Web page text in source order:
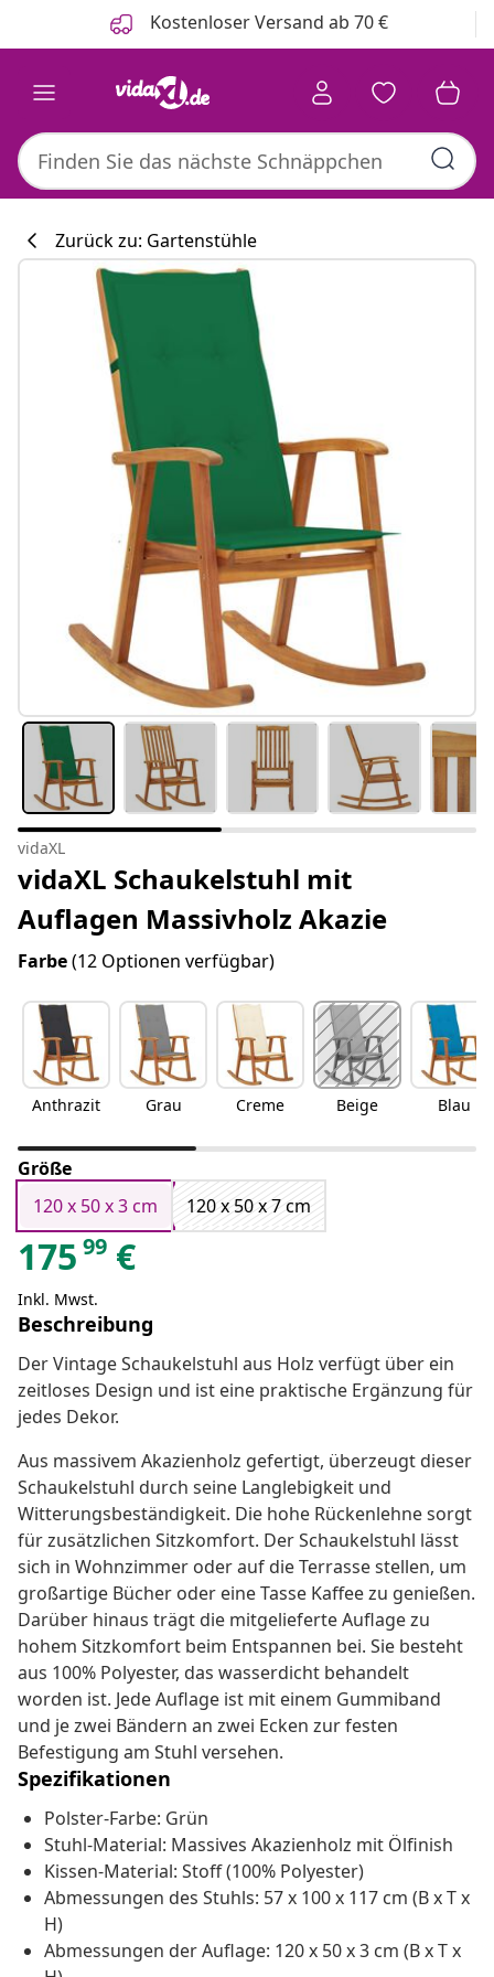
Kostenloser Versand ab 70 €
Zurück zu: Gartenstühle
vidaXL
vidaXL Schaukelstuhl mit
Auflagen Massivholz Akazie
Farbe(12 Optionen verfügbar)
Anthrazit Grau Creme Beige Blau
Größe
120 x 50 x 3 cm
120 x 50 x 7 cm
175 99 €
Inkl. Mwst.
Beschreibung
Der Vintage Schaukelstuhl aus Holz verfügt über ein
zeitloses Design und ist eine praktische Ergänzung für
jedes Dekor.
Aus massivem Akazienholz gefertigt, überzeugt dieser
Schaukelstuhl durch seine Langlebigkeit und
Witterungsbeständigkeit. Die hohe Rückenlehne sorgt
für zusätzlichen Sitzkomfort. Der Schaukelstuhl lässt
sich in Wohnzimmer oder auf die Terrasse stellen, um
großartige Bücher oder eine Tasse Kaffee zu genießen.
Darüber hinaus trägt die mitgelieferte Auflage zu
hohem Sitzkomfort beim Entspannen bei. Sie besteht
aus 100% Polyester, das wasserdicht behandelt
worden ist. Jede Auflage ist mit einem Gummiband
und je zwei Bändern an zwei Ecken zur festen
Befestigung am Stuhl versehen.
Spezifikationen
Polster-Farbe: Grün
Stuhl-Material: Massives Akazienholz mit Ölfinish
Kissen-Material: Stoff (100% Polyester)
Abmessungen des Stuhls: 57 x 100 x 117 cm (B x T x
H)
Abmessungen der Auflage: 120 x 50 x 3 cm (B x T x